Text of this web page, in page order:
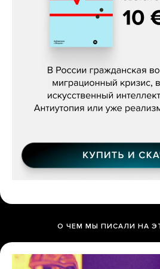
Константин
О ЧЕМ МЫ ПИСАЛИ НА